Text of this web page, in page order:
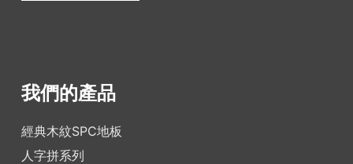
我們的產品
經典木紋SPC地板
人字拼系列